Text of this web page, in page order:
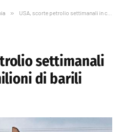
» USA, scorte petrolio settimanali in calo di 2,3 milioni di barili
settimanali
di barili